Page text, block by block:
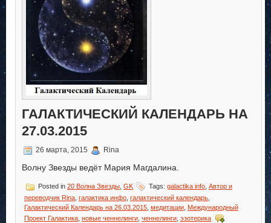
ГАЛАКТИЧЕСКИЙ КАЛЕНДАРЬ НА
27.03.2015
26 марта, 2015 Rina
Волну Звезды ведёт Мария Магдалина.
Posted in 20 Волна Звезды GK Tags: galactika info Автор и
переводчик Rina галактика инфо галактический календарь
Галактический Календарь на 26.03.2015 медитации Международный
Проект Галактика новые ченнелинги ченнелинги эзотерика